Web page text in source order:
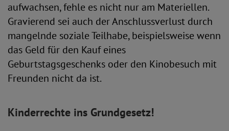
aufwachsen, fehle es nicht nur am Materiellen.
Gravierend sei auch der Anschlussverlust durch
mangelnde soziale Teilhabe, beispielsweise wenn
das Geld für den Kauf eines
Geburtstagsgeschenks oder den Kinobesuch mit
Freunden nicht da ist.
Kinderrechte ins Grundgesetz!